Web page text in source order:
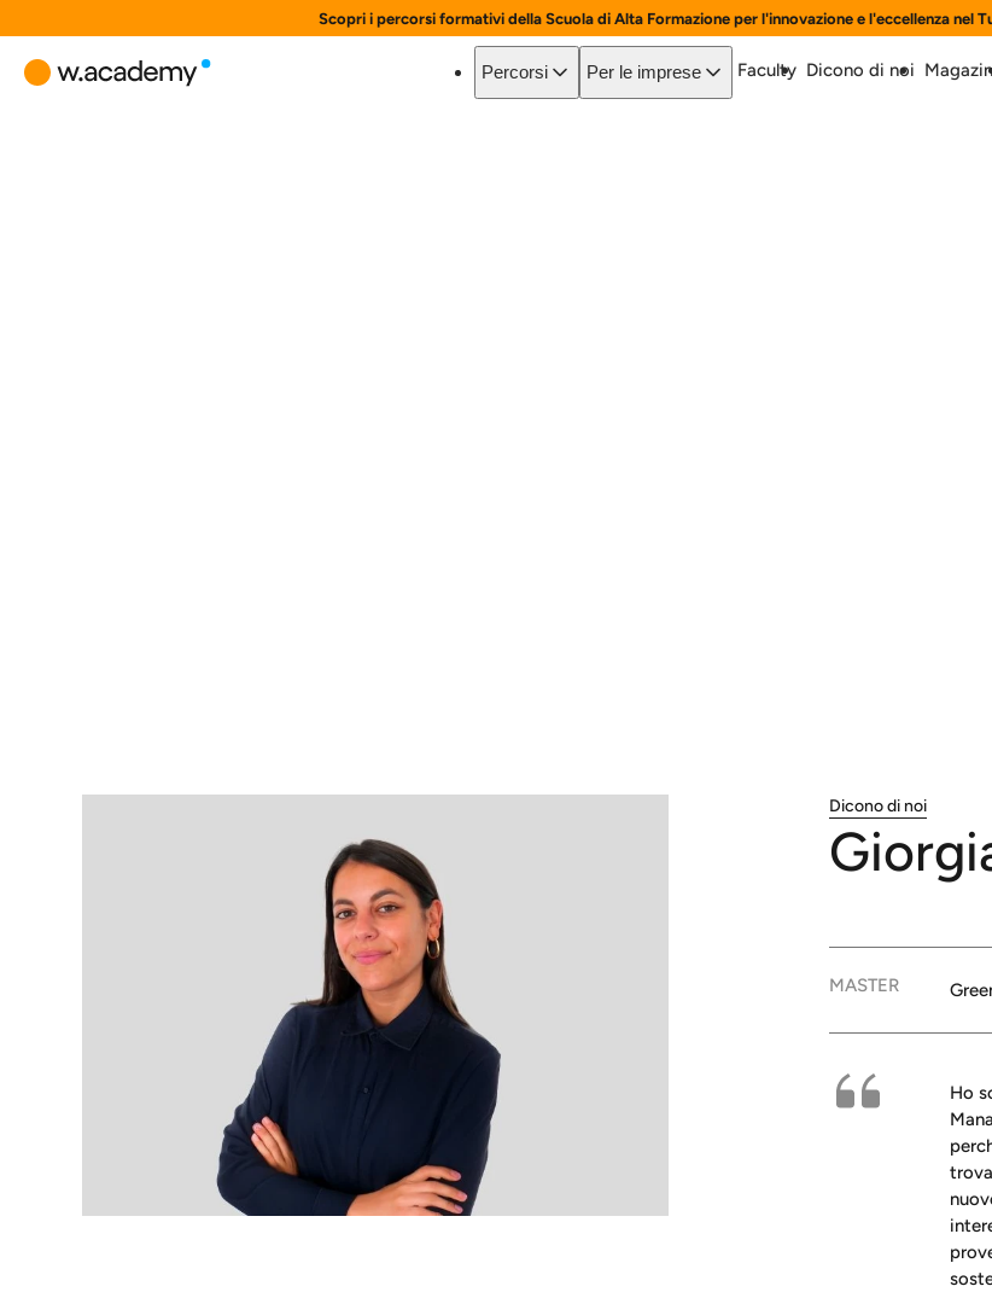
Scopri i percorsi formativi della Scuola di Alta Formazione per l'innovazione e l'eccellenza nel
Percorsi Per le imprese Faculty Dicono di noi
Dicono di noi
MASTER
Ho